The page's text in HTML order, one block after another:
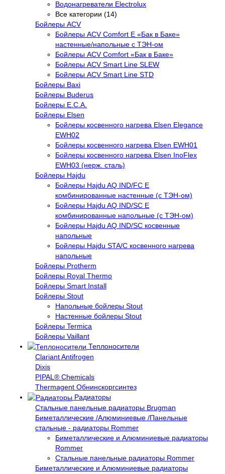
Водонагреватели Electrolux
Все категории (14)
Бойлеры ACV
Бойлеры ACV Comfort E «Бак в Баке»
настенные/напольные c ТЭН-ом
Бойлеры ACV Comfort «Бак в Баке»
Бойлеры ACV Smart Line SLEW
Бойлеры ACV Smart Line STD
Бойлеры Baxi
Бойлеры Buderus
Бойлеры E.C.A.
Бойлеры Elsen
Бойлеры косвенного нагрева Elsen Elegance
EWH02
Бойлеры косвенного нагрева Elsen EWH01
Бойлеры косвенного нагрева Elsen InoFlex
EWH03 (нерж. сталь)
Бойлеры Hajdu
Бойлеры Hajdu AQ IND/FC E
комбинированные настенные (с ТЭН-ом)
Бойлеры Hajdu AQ IND/SC E
комбинированные напольные (с ТЭН-ом)
Бойлеры Hajdu AQ IND/SC косвенные
напольные
Бойлеры Hajdu STA/C косвенного нагрева
напольные
Бойлеры Protherm
Бойлеры Royal Thermo
Бойлеры Smart Install
Бойлеры Stout
Напольные бойлеры Stout
Настенные бойлеры Stout
Бойлеры Termica
Бойлеры Vaillant
Теплоносители
Clariant Antifrogen
Dixis
PIPAL® Chemicals
Thermagent Обнинскоргсинтез
Радиаторы
Стальные панельные радиаторы Brugman
Биметаллические /Алюминиевые /Панельные
стальные - радиаторы Rommer
Биметаллические и Алюминиевые радиаторы
Rommer
Стальные панельные радиаторы Rommer
Биметаллические и Алюминиевые радиаторы